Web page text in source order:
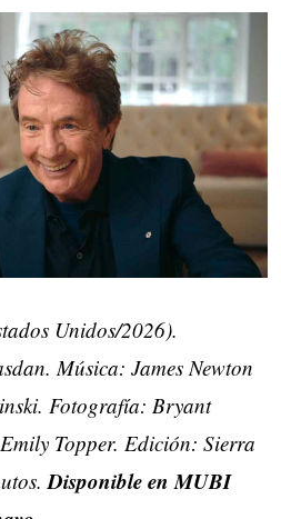
Unidos/2026).
Música: James Newton
Fotografía: Bryant
Topper. Edición: Sierra
Disponible en MUBI